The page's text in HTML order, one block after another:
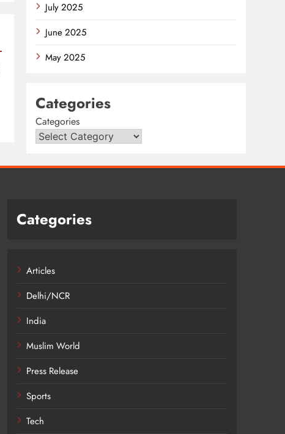
July 2025
June 2025
May 2025
Categories
Categories
Categories
Articles
Delhi/NCR
India
Muslim World
Press Release
Sports
Tech